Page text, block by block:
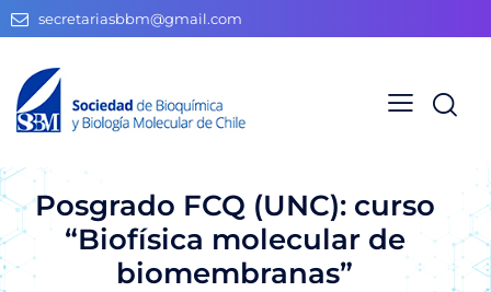
secretariasbbm@gmail.com
Posgrado FCQ (UNC): curso
“Biofísica molecular de
biomembranas”